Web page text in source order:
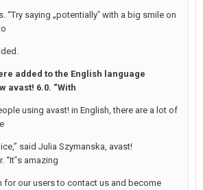
“Try saying „potentially‟ with a big smile on
added to the English language
avast! 6.0. “With
using avast! in English, there are a lot of
said Julia Szymanska, avast!
“It‟s amazing
for our users to contact us and become